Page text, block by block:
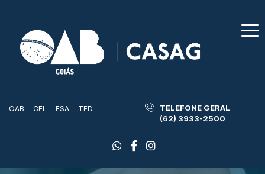
OAB CEL ESA TED
TELEFONE GERAL
(62) 3933-2500